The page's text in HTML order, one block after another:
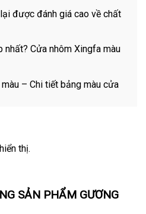
được đánh giá cao về chất
nhất? Cửa nhôm Xingfa màu
– Chi tiết bảng màu cửa
thị.
SẢN PHẨM GƯƠNG